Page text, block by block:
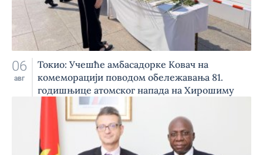
06
авг
Токио: Учешће амбасадорке Ковач на
комеморацији поводом обележавања 81.
годишњице атомског напада на Хирошиму